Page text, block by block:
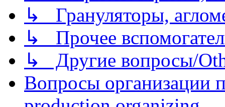
↳ Грануляторы,
↳ Прочее
↳ Другие вопросы/
Вопросы организации